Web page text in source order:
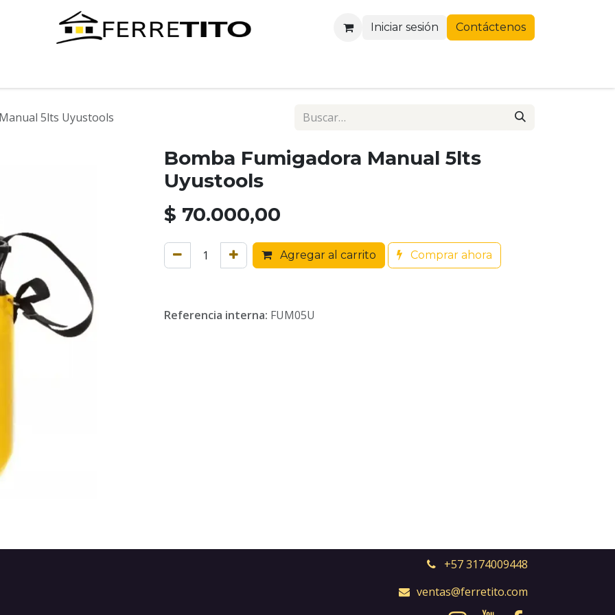
Iniciar sesión Contáctenos
5lts Uyustools
Bomba Fumigadora Manual 5lts
Uyustools
$ 70.000,00
Agregar al carrito Comprar ahora
Referencia interna: FUM05U
+57 3174009448
ventas@ferretito.com